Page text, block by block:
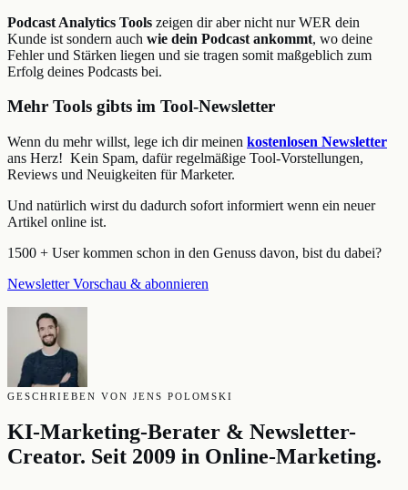
Podcast Analytics Tools zeigen dir aber nicht nur WER dein
Kunde ist sondern auch wie dein Podcast ankommt, wo deine
Fehler und Stärken liegen und sie tragen somit maßgeblich zum
Erfolg deines Podcasts bei.
Mehr Tools gibts im Tool-Newsletter
Wenn du mehr willst, lege ich dir meinen kostenlosen Newsletter
ans Herz! Kein Spam, dafür regelmäßige Tool-Vorstellungen,
Reviews und Neuigkeiten für Marketer.
Und natürlich wirst du dadurch sofort informiert wenn ein neuer
Artikel online ist.
1500 + User kommen schon in den Genuss davon, bist du dabei?
Newsletter Vorschau & abonnieren
GESCHRIEBEN VON JENS POLOMSKI
KI-Marketing-Berater & Newsletter-
Creator. Seit 2009 in Online-Marketing.